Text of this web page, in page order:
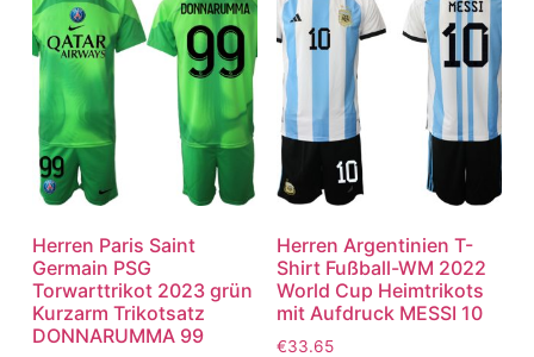
Herren Paris Saint
Germain PSG
Torwarttrikot 2023 grün
Kurzarm Trikotsatz
DONNARUMMA 99
Herren Argentinien T-
Shirt Fußball-WM 2022
World Cup Heimtrikots
mit Aufdruck MESSI 10
€33.65